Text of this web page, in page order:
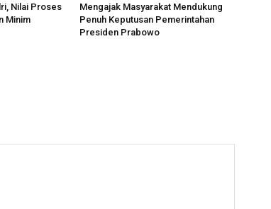
Nilai Proses
Minim
Mengajak Masyarakat Mendukung
Penuh Keputusan Pemerintahan
Presiden Prabowo